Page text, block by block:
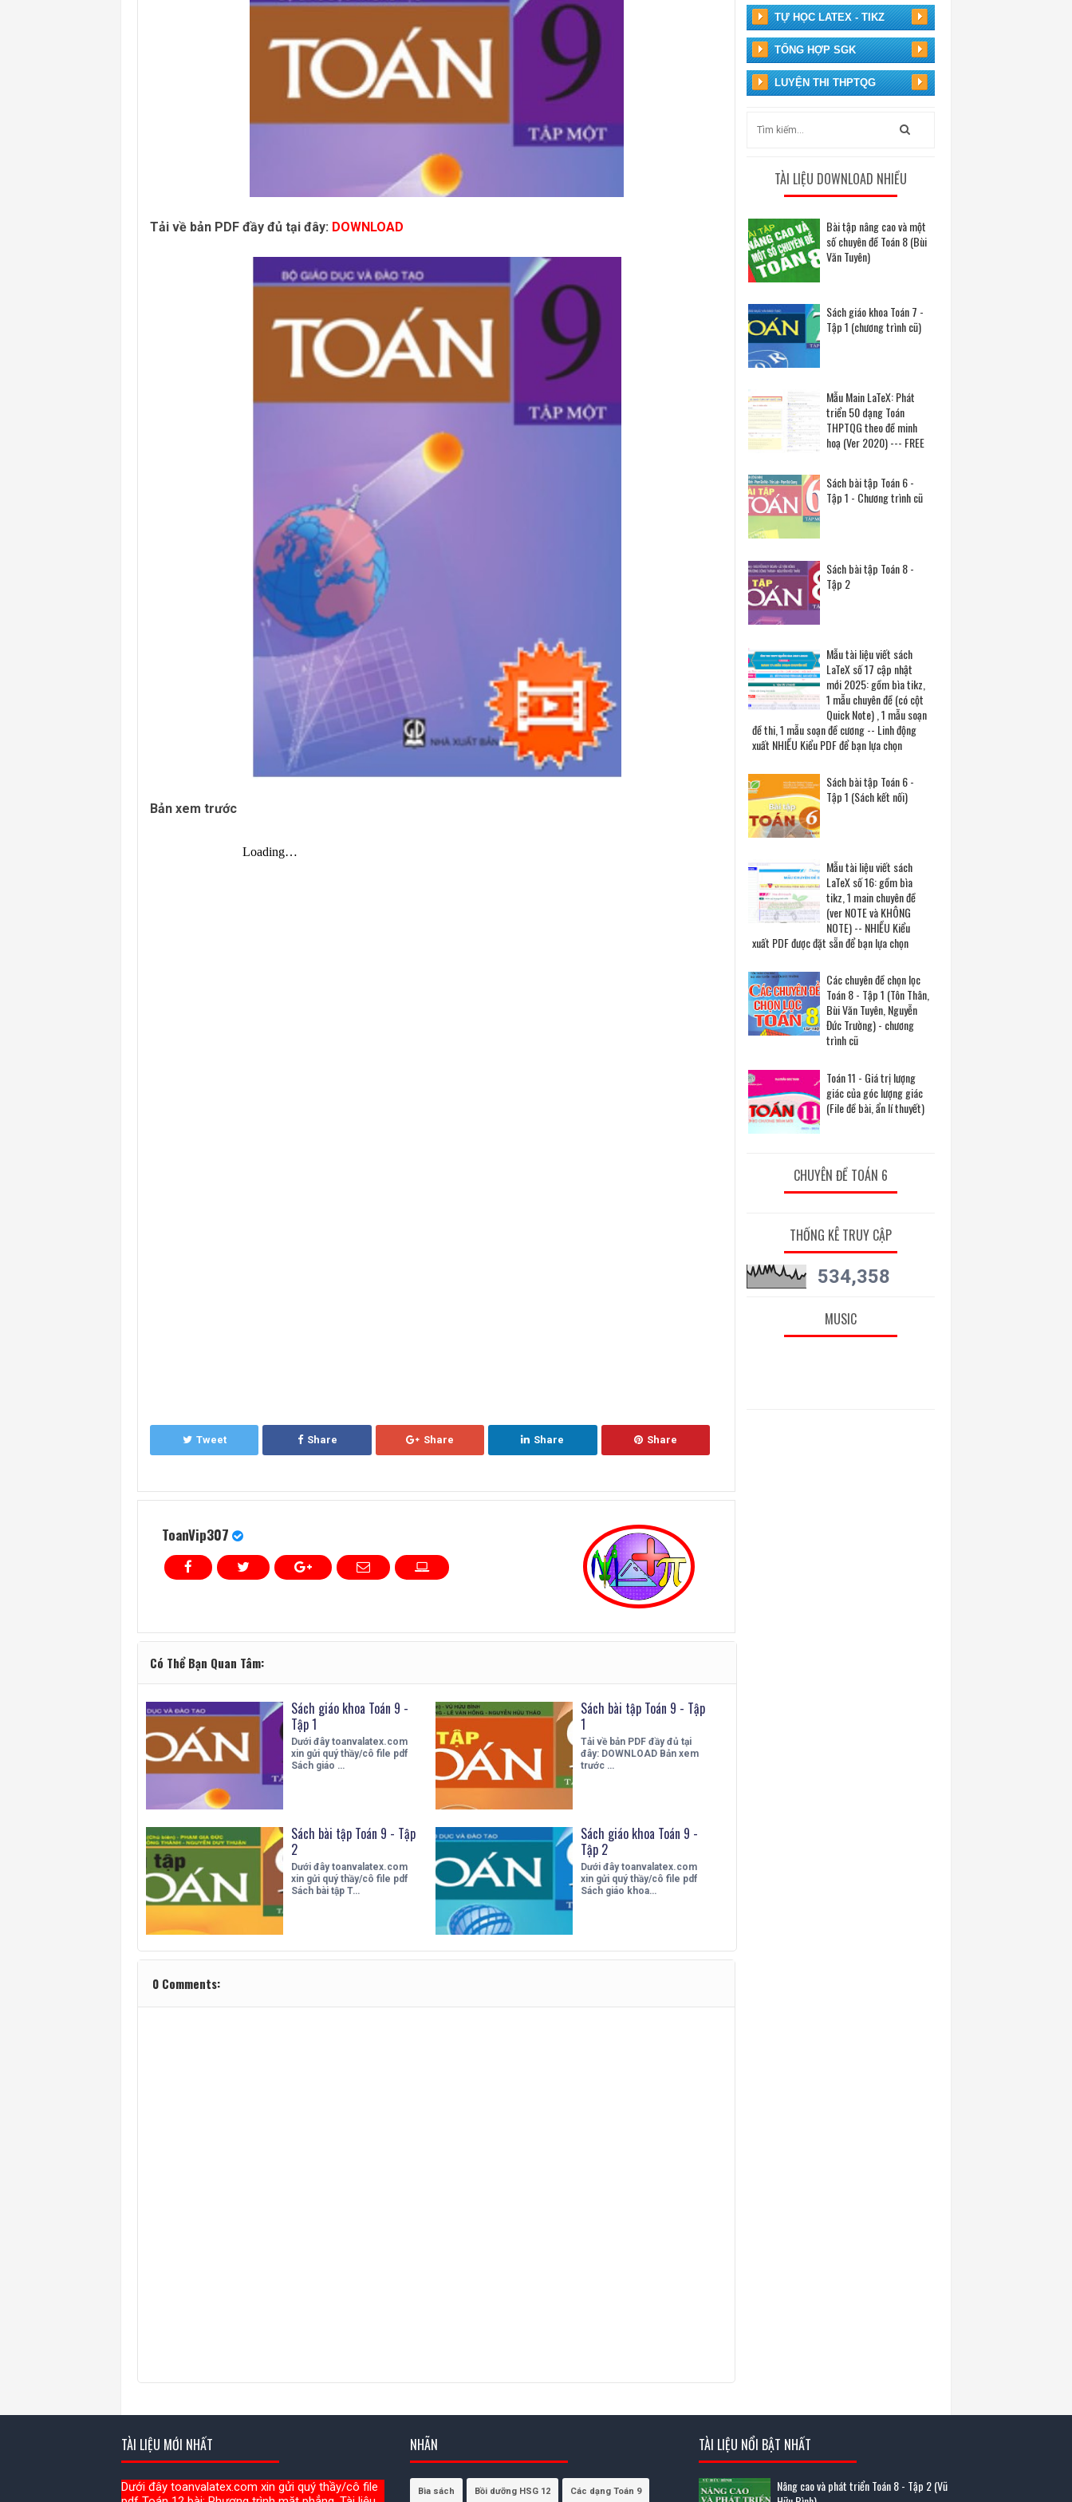
Đề thi HK2 Toán 10 năm học 2022 – 2023 trường THPT Lương Thế Vinh, tỉnh Quảng Nam
Đề thi HK2 Toán 9 năm 2022 - 2023, trường THCS Vân Đồn, quận 4, thành phố Hồ Chí Minh
Đề thi HK1 Toán 9 năm 2022 - 2023, trường THCS Trung Kiên, huyện Yên Lạc, tỉnh Vĩnh Phúc
Chuyên đề nâng cao Toán 9 luyện thi vào lớp 10 - Chủ đề: Bất đẳng thức và cực trị
Chuyên đề Toán 7 chân trời sáng tạo - Tập 2, chương 6: Các đại lượng tỉ lệ (file ẩn lời giải, có dòng chấm)
Tải về bản PDF đầy đủ tại đây: DOWNLOAD
Bản xem trước
Tweet Share Share Share Share
ToanVip307
Có Thể Bạn Quan Tâm:
Sách giáo khoa Toán 9 -
Tập 1
Dưới đây toanvalatex.com
xin gửi quý thầy/cô file pdf
Sách giáo …
Sách bài tập Toán 9 - Tập
1
Tải về bản PDF đầy đủ tại
đây: DOWNLOAD Bản xem
trước …
Sách bài tập Toán 9 - Tập
2
Dưới đây toanvalatex.com
xin gửi quý thầy/cô file pdf
Sách bài tập T…
Sách giáo khoa Toán 9 -
Tập 2
Dưới đây toanvalatex.com
xin gửi quý thầy/cô file pdf
Sách giáo khoa…
0 Comments:
TỰ HỌC LATEX - TIKZ
TỔNG HỢP SGK
LUYỆN THI THPTQG
TÀI LIỆU DOWNLOAD NHIỀU
Bài tập nâng cao và một
số chuyên đề Toán 8 (Bùi
Văn Tuyên)
Sách giáo khoa Toán 7 -
Tập 1 (chương trình cũ)
Mẫu Main LaTeX: Phát
triển 50 dạng Toán
THPTQG theo đề minh
hoạ (Ver 2020) --- FREE
Sách bài tập Toán 6 -
Tập 1 - Chương trình cũ
Sách bài tập Toán 8 -
Tập 2
Mẫu tài liệu viết sách
LaTeX số 17 cập nhật
mới 2025: gồm bìa tikz,
1 mẫu chuyên đề (có cột
Quick Note) , 1 mẫu soạn
đề thi, 1 mẫu soạn đề cương -- Linh động
xuất NHIỀU Kiểu PDF để bạn lựa chọn
Sách bài tập Toán 6 -
Tập 1 (Sách kết nối)
Mẫu tài liệu viết sách
LaTeX số 16: gồm bìa
tikz, 1 main chuyên đề
(ver NOTE và KHÔNG
NOTE) -- NHIỀU Kiểu
xuất PDF được đặt sẵn để bạn lựa chọn
Các chuyên đề chọn lọc
Toán 8 - Tập 1 (Tôn Thân,
Bùi Văn Tuyên, Nguyễn
Đức Trường) - chương
trình cũ
Toán 11 - Giá trị lượng
giác của góc lượng giác
(File đề bài, ẩn lí thuyết)
CHUYÊN ĐỀ TOÁN 6
THỐNG KÊ TRUY CẬP
534,358
MUSIC
TÀI LIỆU MỚI NHẤT
Dưới đây toanvalatex.com xin gửi quý thầy/cô file
NHÃN
Bìa sách Bồi dưỡng HSG 12 Các dạng Toán 9
TÀI LIỆU NỔI BẬT NHẤT
Nâng cao và phát triển Toán 8 - Tập 2 (Vũ